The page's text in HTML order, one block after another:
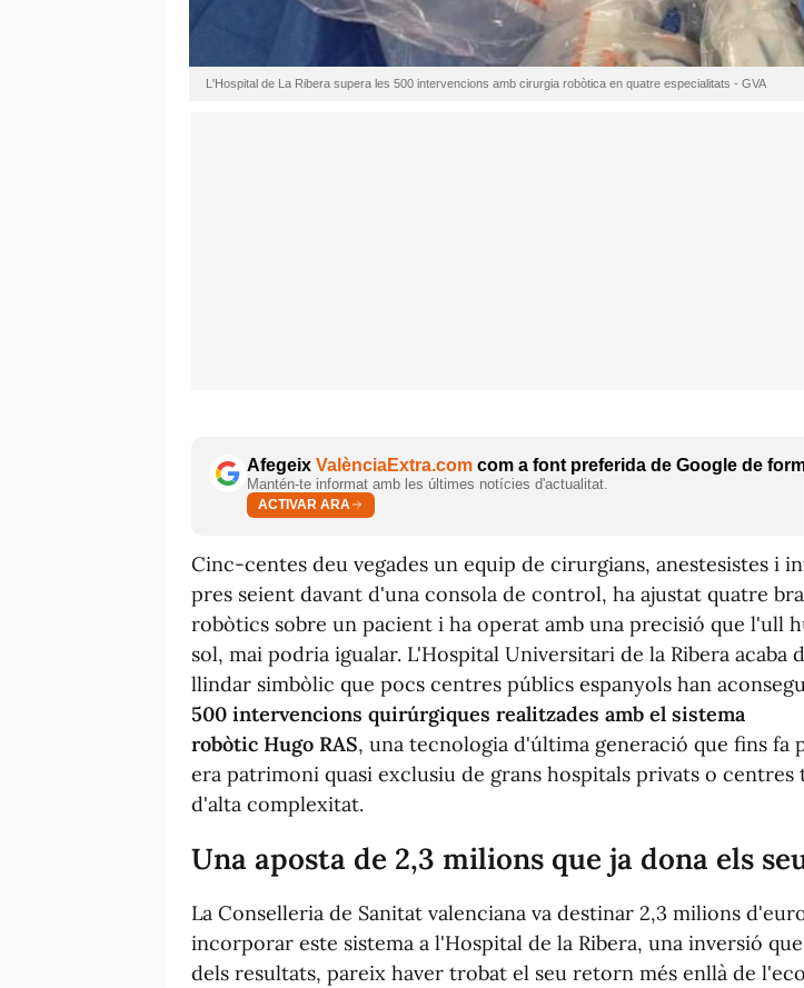
L'Hospital de La Ribera supera les 500 intervencions amb cirurgia robòtica en quatre especialitats - GVA
Afegeix ValènciaExtra.com com a font preferida de Google de
Mantén-te informat amb les últimes notícies d'actualitat.
ACTIVAR ARA
Cinc-centes deu vegades un equip de cirurgians, anestesistes i
pres seient davant d'una consola de control, ha ajustat quatre
robòtics sobre un pacient i ha operat amb una precisió que l'ull
sol, mai podria igualar. L'Hospital Universitari de la Ribera acaba
llindar simbòlic que pocs centres públics espanyols han
500 intervencions quirúrgiques realitzades amb el sistema
robòtic Hugo RAS, una tecnologia d'última generació que fins fa
era patrimoni quasi exclusiu de grans hospitals privats o centres
d'alta complexitat.
Una aposta de 2,3 milions que ja dona els
La Conselleria de Sanitat valenciana va destinar 2,3 milions
incorporar este sistema a l'Hospital de la Ribera, una inversió
dels resultats, pareix haver trobat el seu retorn més enllà de